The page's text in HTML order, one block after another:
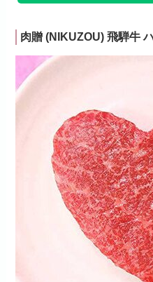
肉贈 (NIKUZOU) 飛騨牛